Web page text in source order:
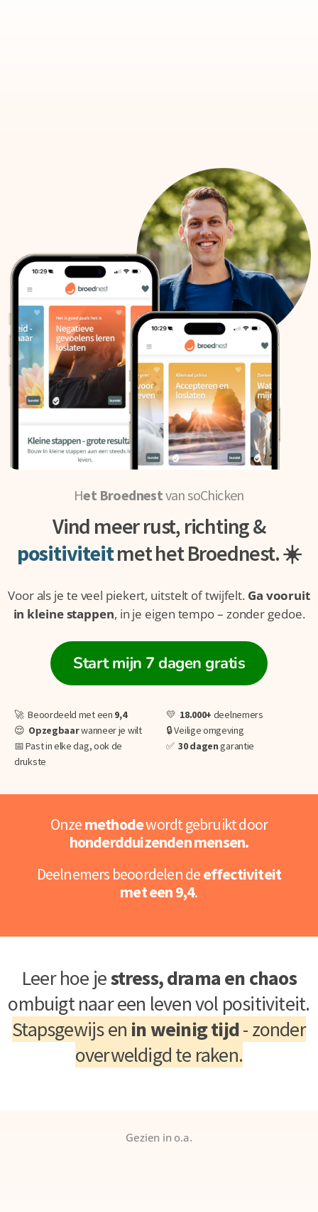
Het Broednestvan soChicken
Vind meer rust, richting &
positiviteitmet het Broednest. ☀️
Voor als je te veel piekert, uitstelt of twijfelt. Ga vooruit
in kleine stappen, in je eigen tempo – zonder gedoe.
Start mijn 7 dagen gratis
🚀 Beoordeeld met een 9,4
😌 Opzegbaarwanneer je wilt
📅 Past in elke dag, ook de
drukste
💛 18.000+ deelnemers
🔒 Veilige omgeving
✅30 dagengarantie
Onzemethodewordt gebruikt door
honderdduizenden mensen.
Deelnemers beoordelen deeffectiviteit
met een 9,4.
Leer hoe jestress, drama en chaos
ombuigt naar een leven vol positiviteit.
Stapsgewijs en in weinig tijd- zonder
overweldigd te raken.
Gezien in o.a.